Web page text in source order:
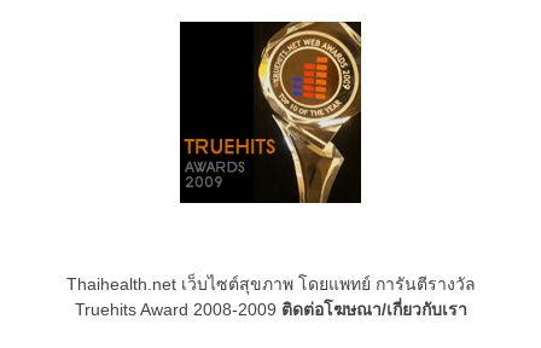
Thaihealth.net เว็บไซต์สุขภาพ โดยแพทย์ การันตีรางวัล
Truehits Award 2008-2009 ติดต่อโฆษณา/เกี่ยวกับเรา